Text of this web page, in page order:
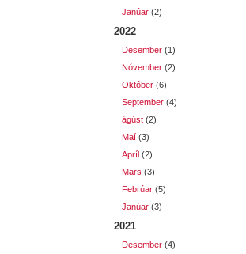
Janúar (2)
2022
Desember (1)
Nóvember (2)
Október (6)
September (4)
ágúst (2)
Maí (3)
Apríl (2)
Mars (3)
Febrúar (5)
Janúar (3)
2021
Desember (4)